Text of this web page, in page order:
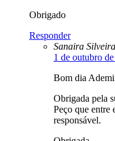
Obrigado
Responder
Sanaira Silveira
1 de outubro
Bom dia
Obrigada pela
Peço que entre
responsável.